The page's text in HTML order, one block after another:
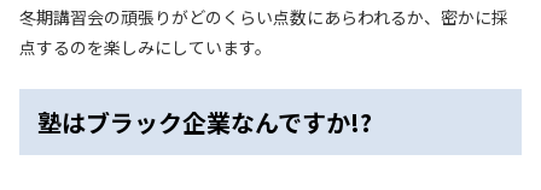
冬期講習会の頑張りがどのくらい点数にあらわれるか、密かに採
点するのを楽しみにしています。
塾はブラック企業なんですか!?